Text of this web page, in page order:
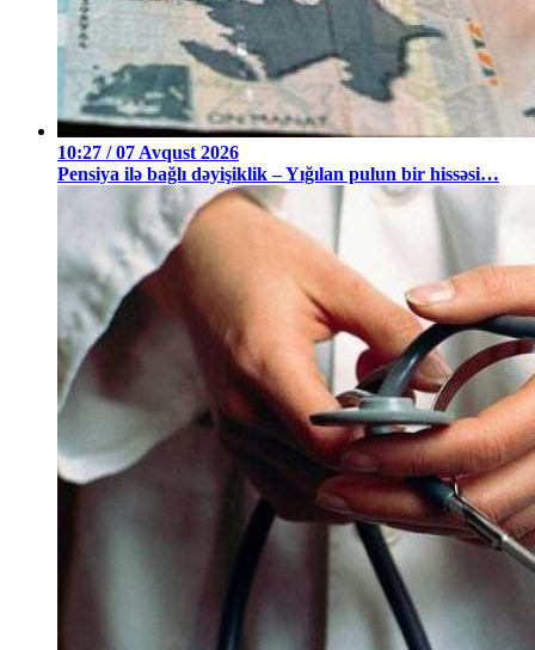
10:27 / 07 Avqust 2026
Pensiya ilə bağlı dəyişiklik – Yığılan pulun bir hissəsi…